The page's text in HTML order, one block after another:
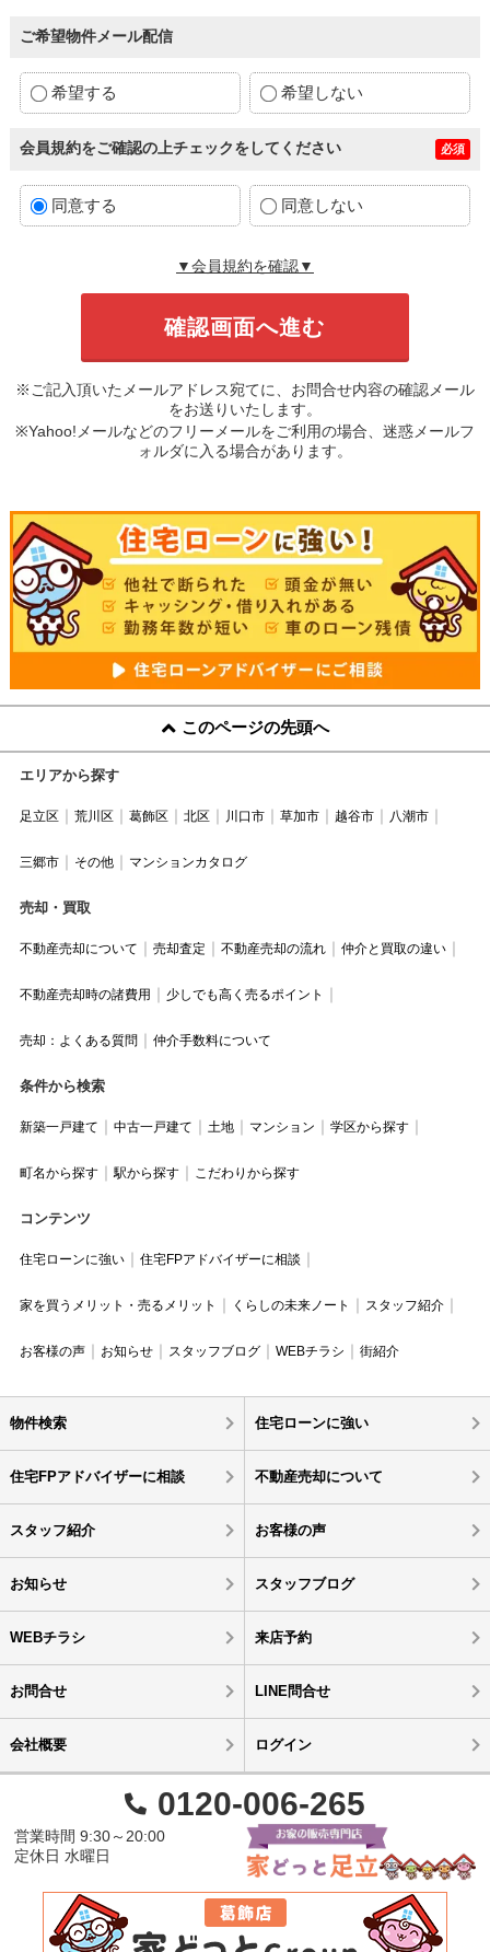
ご希望物件メール配信
希望する 希望しない
会員規約をご確認の上チェックをしてください 必須
同意する 同意しない
▼会員規約を確認▼
※ご記入頂いたメールアドレス宛てに、お問合せ内容の確認メール
をお送りいたします。
※Yahoo!メールなどのフリーメールをご利用の場合、迷惑メールフ
ォルダに入る場合があります。
このページの先頭へ
エリアから探す
足立区 荒川区 葛飾区 北区 川口市 草加市 越谷市 八潮市
三郷市 その他 マンションカタログ
売却・買取
不動産売却について 売却査定 不動産売却の流れ 仲介と買取の違い
不動産売却時の諸費用 少しでも高く売るポイント
売却：よくある質問 仲介手数料について
条件から検索
新築一戸建て 中古一戸建て 土地 マンション 学区から探す
町名から探す 駅から探す こだわりから探す
コンテンツ
住宅ローンに強い 住宅FPアドバイザーに相談
家を買うメリット・売るメリット くらしの未来ノート スタッフ紹介
お客様の声 お知らせ スタッフブログ WEBチラシ 街紹介
物件検索 住宅ローンに強い
住宅FPアドバイザーに相談 不動産売却について
スタッフ紹介 お客様の声
お知らせ スタッフブログ
WEBチラシ 来店予約
お問合せ LINE問合せ
会社概要 ログイン
0120-006-265
営業時間 9:30～20:00
定休日 水曜日